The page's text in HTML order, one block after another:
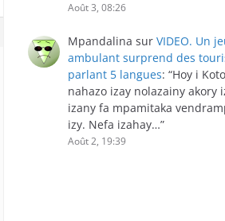
Août 3, 08:26
Mpandalina sur VIDEO. Un
ambulant surprend des
parlant 5 langues: “Hoy i
nahazo izay nolazainy akory
izany fa mpamitaka
izy. Nefa izahay…”
Août 2, 19:39